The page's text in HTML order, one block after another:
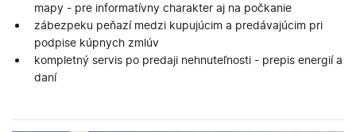
mapy - pre informatívny charakter aj na počkanie
zábezpeku peňazí medzi kupujúcim a predávajúcim pri
podpise kúpnych zmlúv
kompletný servis po predaji nehnuteľnosti - prepis energií a
daní